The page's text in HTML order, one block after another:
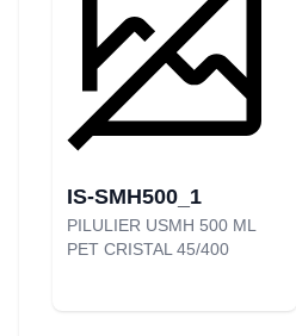
IS-SMH500_1
PILULIER USMH 500 ML
PET CRISTAL 45/400